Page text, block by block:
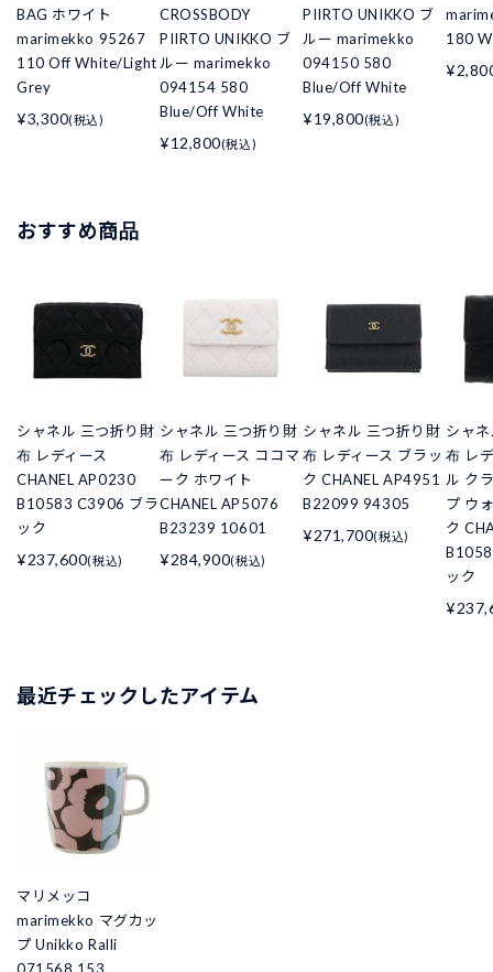
BAG ホワイト
marimekko 95267
110 Off White/Light
Grey
¥3,300(税込)
CROSSBODY
PIIRTO UNIKKO ブ
ルー marimekko
094154 580
Blue/Off White
¥12,800(税込)
PIIRTO UNIKKO ブ
ルー marimekko
094150 580
Blue/Off White
¥19,800(税込)
180
おすすめ商品
シャネル 三つ折り財
布 レディース
CHANEL AP0230
B10583 C3906 ブラ
ック
¥237,600(税込)
シャネル 三つ折り財
布 レディース ココマ
ーク ホワイト
CHANEL AP5076
B23239 10601
¥284,900(税込)
シャネル 三つ折り財
布 レディース ブラッ
ク CHANEL AP4951
B22099 94305
¥271,700(税込)
シャ
布 レ
ル ク
プ ウ
ク
ック
最近チェックしたアイテム
マリメッコ
marimekko マグカッ
プ Unikko Ralli